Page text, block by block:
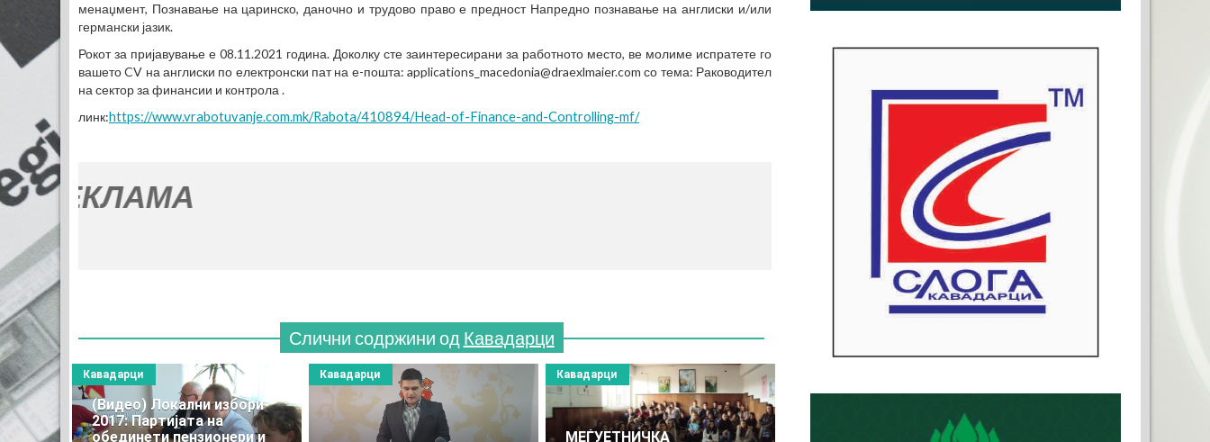
менаџмент, Познавање на царинско, даночно и трудово право е предност Напредно познавање на англиски и/или
германски јазик.
Рокот за пријавување е 08.11.2021 година. Доколку сте заинтересирани за работното место, ве молиме испратете го
вашето CV на англиски по електронски пат на е-пошта: applications_macedonia@draexlmaier.com со тема: Раководител
на сектор за финансии и контрола .
линк:https://www.vrabotuvanje.com.mk/Rabota/410894/Head-of-Finance-and-Controlling-mf/
Слични содржини од Кавадарци
(Видео) Локални избори
2017: Партијата на
обединети пензионери и
Кавадарци Кавадарци
МЕЃУЕТНИЧКА
Кавадарци